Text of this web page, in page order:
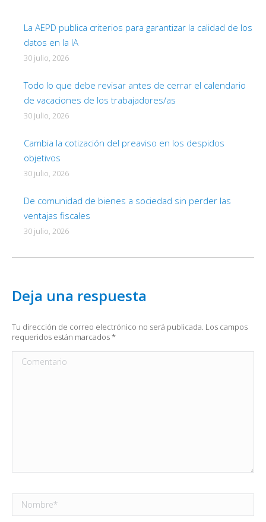
La AEPD publica criterios para garantizar la calidad de los
datos en la IA
30 julio, 2026
Todo lo que debe revisar antes de cerrar el calendario
de vacaciones de los trabajadores/as
30 julio, 2026
Cambia la cotización del preaviso en los despidos
objetivos
30 julio, 2026
De comunidad de bienes a sociedad sin perder las
ventajas fiscales
30 julio, 2026
Deja una respuesta
Tu dirección de correo electrónico no será publicada. Los campos
requeridos están marcados*
Comentario
Nombre *